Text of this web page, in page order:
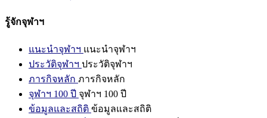
รู้จักจุฬาฯ
แนะนำจุฬาฯ แนะนำจุฬาฯ
ประวัติจุฬาฯ ประวัติจุฬาฯ
ภารกิจหลัก ภารกิจหลัก
จุฬาฯ 100 ปี จุฬาฯ 100 ปี
ข้อมูลและสถิติ ข้อมูลและสถิติ